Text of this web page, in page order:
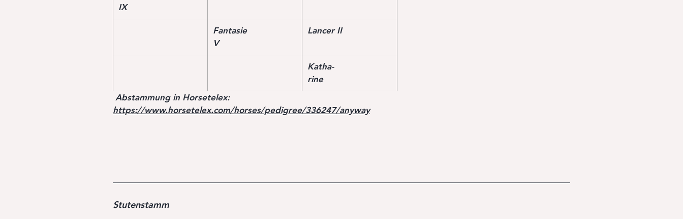
IX
Fantasie
V
Lancer II
Katha-
rine
Abstammung in Horsetelex:
https://www.horsetelex.com/horses/pedigree/336247/anyway
Stutenstamm